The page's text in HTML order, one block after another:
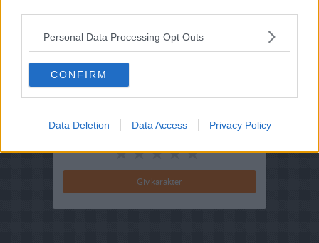
Personal Data Processing Opt Outs
CONFIRM
Data Deletion Data Access Privacy Policy
Hovedingrediens :Grøntsager-Squash
Indsendt :2005-08-13
Bedøm retten
Brugernes vurdering:4(1stemmer)